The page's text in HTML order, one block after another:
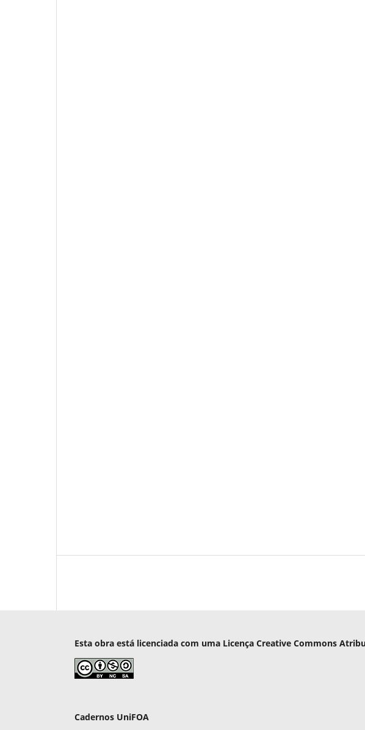
Esta obra está licenciada com uma Licença Creative Commons
Cadernos UniFOA